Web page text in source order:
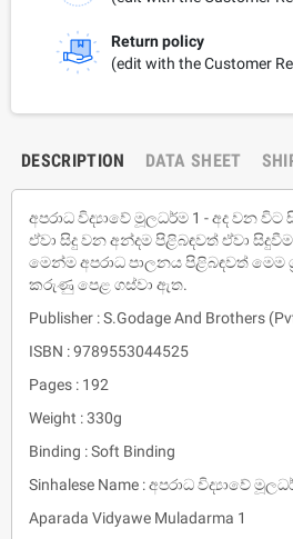
Return policy
(edit with the Customer
DESCRIPTION DATA SHEET
අපරාධ විද්‍යාවේ මූලධර්ම 1 - අද වන
ඒවා සිදු වන අන්දම පිළිබඳවත් ඒවා
මෙන්ම අපරාධ පාලනය පිළිබඳවත්
කරුණු පෙළ ගස්වා ඇත.
Publisher : S.Godage And Brothers
ISBN : 9789553044525
Pages : 192
Weight : 330g
Binding : Soft Binding
Sinhalese Name : අපරාධ විද්‍යාවේ
Aparada Vidyawe Muladarma 1